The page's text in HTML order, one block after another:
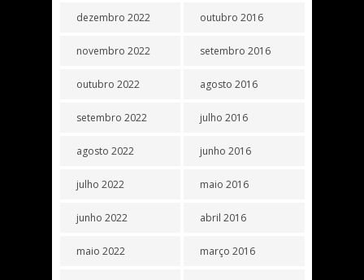
dezembro 2022
novembro 2022
outubro 2022
setembro 2022
agosto 2022
julho 2022
junho 2022
maio 2022
outubro 2016
setembro 2016
agosto 2016
julho 2016
junho 2016
maio 2016
abril 2016
março 2016